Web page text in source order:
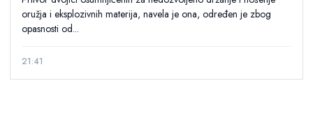
oružja i eksplozivnih materija, navela je ona, određen je zbog
opasnosti od...
21:41